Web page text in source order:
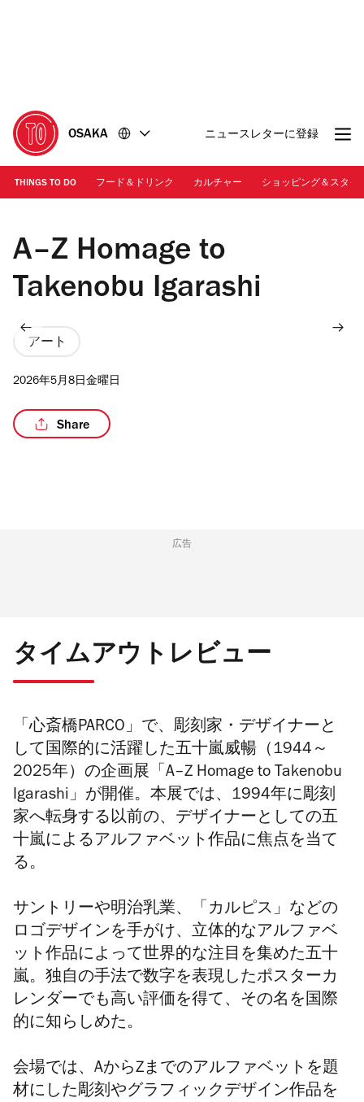
に
移
動
移
動
OSAKA ニュースレターに登録
THINGS TO DO フード＆ドリンク カルチャー ショッピング＆スタイ
画像提供：株式会社パルコ | PARCO ロゴタイプ P
A–Z Homage to
Takenobu Igarashi
アート
2026年5月8日金曜日
Share
広告
タイムアウトレビュー
「心斎橋PARCO」で、彫刻家・デザイナーと
して国際的に活躍した五十嵐威暢（ 1944 ～
2025年）の企画展「 A–Z Homage to Takenobu
Igarashi 」が開催。本展では、 1994年に彫刻
家へ転身する以前の、デザイナーとしての五
十嵐によるアルファベット作品に焦点を当て
る。
サントリーや明治乳業、「カルピス」などの
ロゴデザインを手がけ、立体的なアルファベ
ット作品によって世界的な注目を集めた五十
嵐。独自の手法で数字を表現したポスターカ
レンダーでも高い評価を得て、その名を国際
的に知らしめた。
会場では、 AからZまでのアルファベットを題
材にした彫刻やグラフィックデザイン作品を